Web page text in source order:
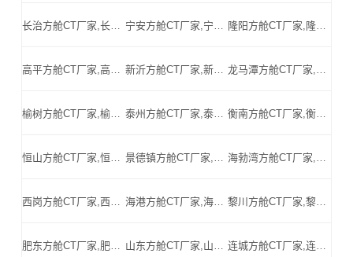
长治方舱CT厂家,长治方舱式CT,长治CT方舱,长治方舱CT,长治医用CT方舱,长治移动方舱CT-长治医用CT方舱公司 宁安方舱CT厂家,宁安方舱式CT,宁安CT方舱,宁安方舱CT,宁安医用CT方舱,宁安移动方舱CT-宁安医用CT方舱公司 隆阳方舱CT厂家,隆阳方舱式CT,隆阳CT方舱,隆阳方舱CT,隆阳医用CT方舱,隆阳移动方舱CT-隆阳医用CT方舱公司
高平方舱CT厂家,高平方舱式CT,高平CT方舱,高平方舱CT,高平医用CT方舱,高平移动方舱CT-高平医用CT方舱公司 新沂方舱CT厂家,新沂方舱式CT,新沂CT方舱,新沂方舱CT,新沂医用CT方舱,新沂移动方舱CT-新沂医用CT方舱公司 龙马潭方舱CT厂家,龙马潭方舱式CT,龙马潭CT方舱,龙马潭方舱CT,龙马潭医用CT方舱,龙马潭移动方舱CT-龙马潭医用CT方舱公司
榆树方舱CT厂家,榆树方舱式CT,榆树CT方舱,榆树方舱CT,榆树医用CT方舱,榆树移动方舱CT-榆树医用CT方舱公司 泰州方舱CT厂家,泰州方舱式CT,泰州CT方舱,泰州方舱CT,泰州医用CT方舱,泰州移动方舱CT-泰州医用CT方舱公司 衡南方舱CT厂家,衡南方舱式CT,衡南CT方舱,衡南方舱CT,衡南医用CT方舱,衡南移动方舱CT-衡南医用CT方舱公司
恒山方舱CT厂家,恒山方舱式CT,恒山CT方舱,恒山方舱CT,恒山医用CT方舱,恒山移动方舱CT-恒山医用CT方舱公司 景德镇方舱CT厂家,景德镇方舱式CT,景德镇CT方舱,景德镇方舱CT,景德镇医用CT方舱,景德镇移动方舱CT-景德镇医用CT方舱公司 海勃湾方舱CT厂家,海勃湾方舱式CT,海勃湾CT方舱,海勃湾方舱CT,海勃湾医用CT方舱,海勃湾移动方舱CT-海勃湾医用CT方舱公司
西岗方舱CT厂家,西岗方舱式CT,西岗CT方舱,西岗方舱CT,西岗医用CT方舱,西岗移动方舱CT-西岗医用CT方舱公司 海港方舱CT厂家,海港方舱式CT,海港CT方舱,海港方舱CT,海港医用CT方舱,海港移动方舱CT-海港医用CT方舱公司 黎川方舱CT厂家,黎川方舱式CT,黎川CT方舱,黎川方舱CT,黎川医用CT方舱,黎川移动方舱CT-黎川医用CT方舱公司
肥东方舱CT厂家,肥东方舱式CT,肥东CT方舱,肥东方舱CT,肥东医用CT方舱,肥东移动方舱CT-肥东医用CT方舱公司 山东方舱CT厂家,山东方舱式CT,山东CT方舱,山东方舱CT,山东医用CT方舱,山东移动方舱CT-山东医用CT方舱公司 连城方舱CT厂家,连城方舱式CT,连城CT方舱,连城方舱CT,连城医用CT方舱,连城移动方舱CT-连城医用CT方舱公司